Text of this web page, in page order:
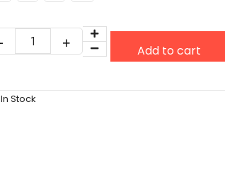
Add to cart
In Stock